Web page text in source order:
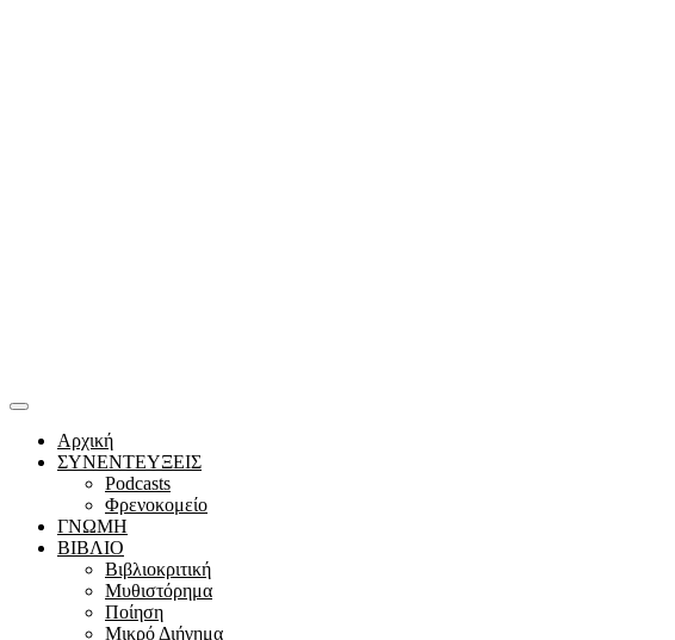
Αρχική
ΣΥΝΕΝΤΕΥΞΕΙΣ
Podcasts
Φρενοκομείο
ΓΝΩΜΗ
ΒΙΒΛΙΟ
Βιβλιοκριτική
Μυθιστόρημα
Ποίηση
Μικρό Διήγημα